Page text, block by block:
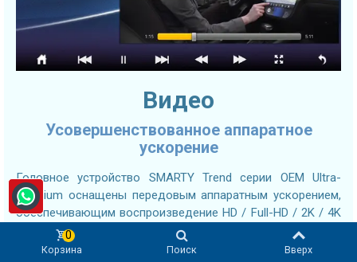
Видео
Усовершенствованное аппаратное
ускорение
Головное устройство SMARTY Trend серии OEM Ultra-
Premium оснащены передовым аппаратным ускорением,
обеспечивающим воспроизведение HD / Full-HD / 2K / 4K
видео в различных форматах, таких как AVI, MP4, MKV,
MOV, WMV, MPG, H.264, RMVB и многих других.
Корзина
0
Поиск Вверх